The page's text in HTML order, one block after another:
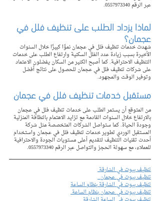
عبر الرقم 0557973340.
لماذا يزداد الطلب على تنظيف فلل في
عجمان؟
شهدت خدمات تنظيف فلل في عجمان نموًا كبيرًا خلال السنوات
الأخيرة بسبب زيادة عدد الفلل السكنية وارتفاع الطلب على خدمات
التنظيف الاحترافية. كما أصبح الكثير من السكان يفضلون الاعتماد
على شركات تنظيف فلل في عجمان للحصول على نتائج أفضل
وتوفير الوقت والمجهود.
مستقبل خدمات تنظيف فلل في عجمان
من المتوقع أن يستمر الطلب على خدمات تنظيف فلل في عجمان
بالارتفاع خلال السنوات القادمة مع تزايد الاهتمام بالنظافة المنزلية
وجودة الحياة. كما ستواصل الشركات المتخصصة مثل شركة
المستقبل الوردي تطوير خدمات تنظيف فلل في عجمان واستخدام
أحدث تقنيات التنظيف لتقديم أعلى مستويات الجودة والاحترافية
للعملاء، مع سهولة الحجز والتواصل عبر الرقم 0557973340.
تنظيف بيوت في الشارقة
تنظيف بيوت في عجمان
تنظيف بيوت في الشارقة بنظام الساعة
تنظيف بيوت في عجمان بنظام الساعة